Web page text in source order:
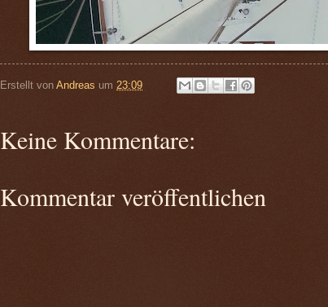
Erstellt von Andreas um 23:09
Keine Kommentare:
Kommentar veröffentlichen